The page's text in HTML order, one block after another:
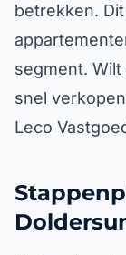
betrekken.
segment.
snel
Leco